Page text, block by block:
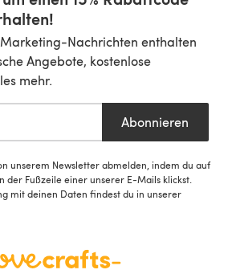
Nachrichten enthalten
Angebote, kostenlose
mehr.
Abonnieren
unserem Newsletter abmelden, indem du auf
der Fußzeile einer unserer E-Mails klickst.
mit deinen Daten findest du in unserer